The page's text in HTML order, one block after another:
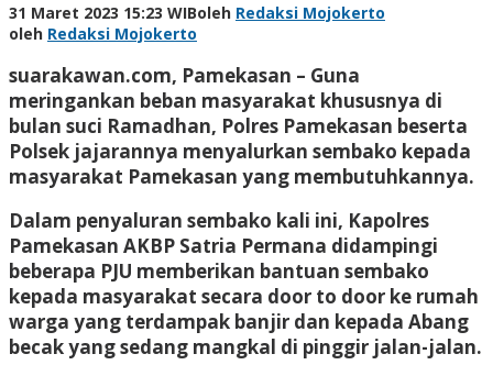
31 Maret 2023 15:23 WIBoleh Redaksi Mojokerto
oleh Redaksi Mojokerto
suarakawan.com, Pamekasan – Guna
meringankan beban masyarakat khususnya di
bulan suci Ramadhan, Polres Pamekasan beserta
Polsek jajarannya menyalurkan sembako kepada
masyarakat Pamekasan yang membutuhkannya.
Dalam penyaluran sembako kali ini, Kapolres
Pamekasan AKBP Satria Permana didampingi
beberapa PJU memberikan bantuan sembako
kepada masyarakat secara door to door ke rumah
warga yang terdampak banjir dan kepada Abang
becak yang sedang mangkal di pinggir jalan-jalan.